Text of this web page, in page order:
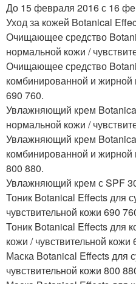
До 15 февраля 2016 с 16
Уход за кожей Botanical
Очищающее средство
нормальной кожи /
Очищающее средство
комбинированной и жирной
690 760.
Увлажняющий крем
нормальной кожи /
Увлажняющий крем
комбинированной и жирной
800 880.
Увлажняющий крем с SPF
Тоник Botanical Effects для
чувствительной кожи 690
Тоник Botanical Effects для
кожи / чувствительной кожи
Маска Botanical Effects для
чувствительной кожи 800